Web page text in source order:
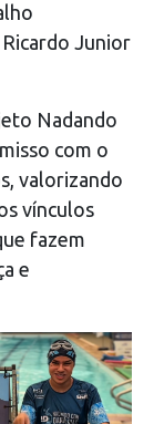
Junior
Nadando
com o
valorizando
vínculos
fazem
e